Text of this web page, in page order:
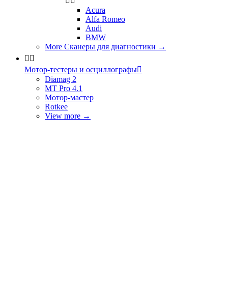
Acura
Alfa Romeo
Audi
BMW
More Сканеры для диагностики →
 
Мотор-тестеры и осциллографы
Diamag 2
MT Pro 4.1
Мотор-мастер
Rotkee
View more →